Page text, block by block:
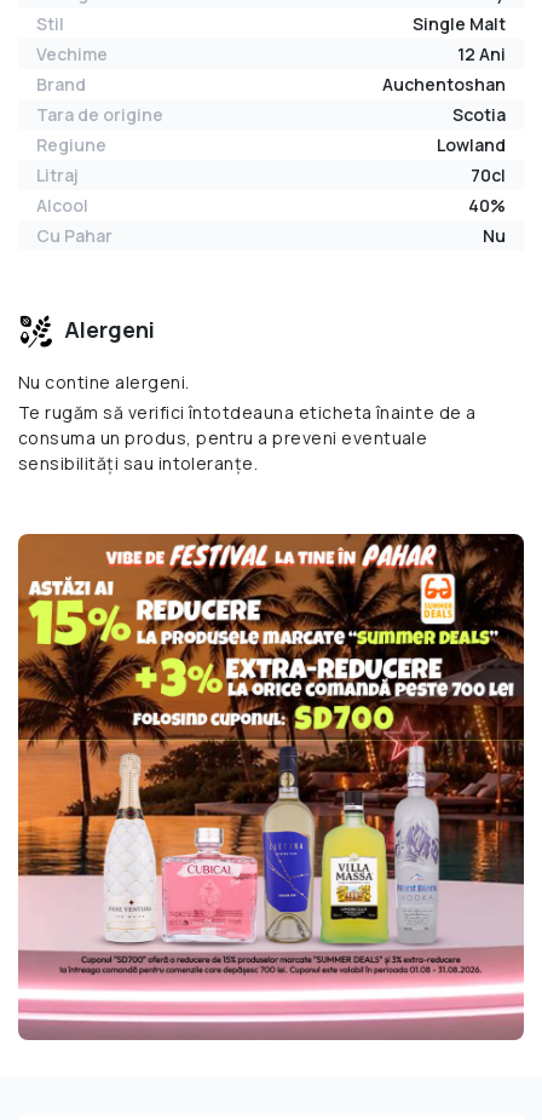
Stil
Single Malt
Vechime
12 Ani
Brand
Auchentoshan
Tara de origine
Scotia
Regiune
Lowland
Litraj
70cl
Alcool
40%
Cu Pahar
Nu
Alergeni
Nu contine alergeni.
Te rugăm să verifici întotdeauna eticheta înainte de a
consuma un produs, pentru a preveni eventuale
sensibilități sau intoleranțe.